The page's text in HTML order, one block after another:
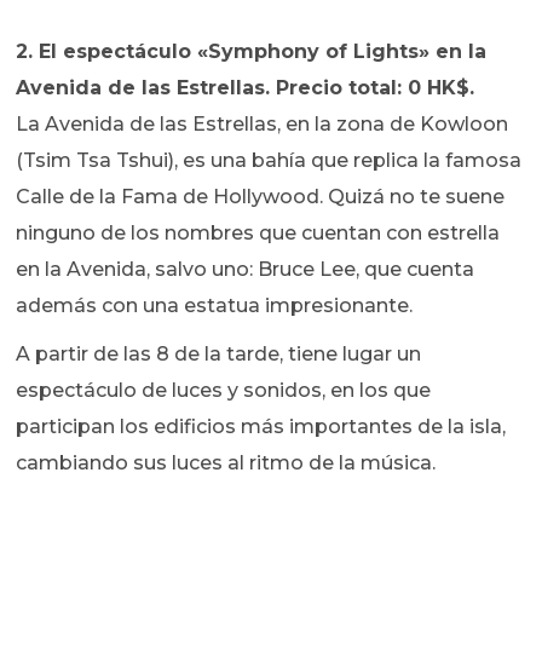
2. El espectáculo «Symphony of Lights» en la
Avenida de las Estrellas. Precio total: 0 HK$.
La Avenida de las Estrellas, en la zona de Kowloon
(Tsim Tsa Tshui), es una bahía que replica la famosa
Calle de la Fama de Hollywood. Quizá no te suene
ninguno de los nombres que cuentan con estrella
en la Avenida, salvo uno: Bruce Lee, que cuenta
además con una estatua impresionante.
A partir de las 8 de la tarde, tiene lugar un
espectáculo de luces y sonidos, en los que
participan los edificios más importantes de la isla,
cambiando sus luces al ritmo de la música.